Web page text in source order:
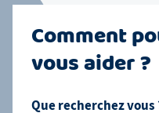
Comment
vous aider ?
Que recherchez vous